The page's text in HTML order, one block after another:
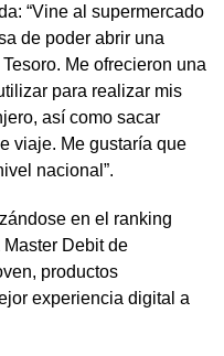
“Vine al supermercado
de poder abrir una
Me ofrecieron una
para realizar mis
así como sacar
viaje. Me gustaría que
nacional”.
en el ranking
Debit de
productos
experiencia digital a